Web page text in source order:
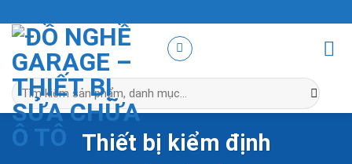
to
content
Tìm
kiếm:
Thiết bị kiểm định